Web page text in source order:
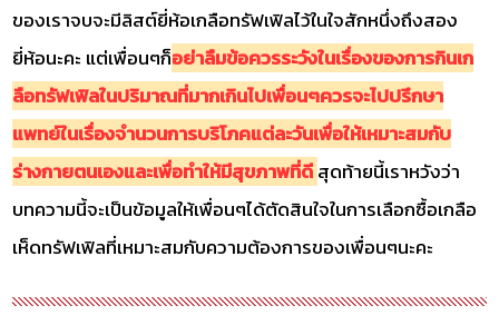
ของเราจบจะมีลิสต์ยี่ห้อเกลือทรัฟเฟิลไว้ในใจสักหนึ่งถึงสอง
ยี่ห้อนะคะ แต่เพื่อนๆก็อย่าลืมข้อควรระวังในเรื่องของการกินเก
ลือทรัฟเฟิลในปริมาณที่มากเกินไปเพื่อนๆควรจะไปปรึกษา
แพทย์ในเรื่องจำนวนการบริโภคแต่ละวันเพื่อให้เหมาะสมกับ
ร่างกายตนเองและเพื่อทำให้มีสุขภาพที่ดีสุดท้ายนี้เราหวังว่า
บทความนี้จะเป็นข้อมูลให้เพื่อนๆได้ตัดสินใจในการเลือกซื้อเกลือ
เห็ดทรัฟเฟิลที่เหมาะสมกับความต้องการของเพื่อนๆนะคะ